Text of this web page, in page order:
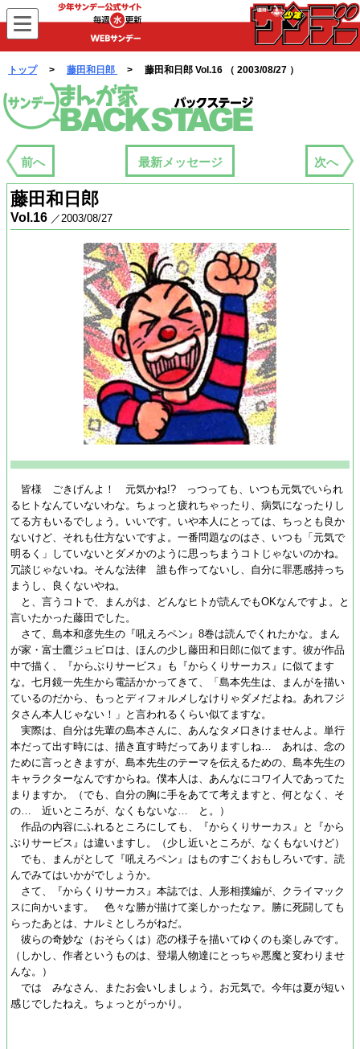
WEBサンデー
トップ> 藤田和日郎 > 藤田和日郎 Vol.16 （ 2003/08/27 ）
まんが家バックステージ
前へ 最新メッセージ 次へ
藤田和日郎
Vol.16 ／2003/08/27
皆様 ごきげんよ！ 元気かね!? っつっても、いつも元気でいられ
るヒトなんていないわな。ちょっと疲れちゃったり、病気になったりし
てる方もいるでしょう。いいです。いや本人にとっては、ちっとも良か
ないけど、それも仕方ないですよ。一番問題なのはさ、いつも「元気で
明るく」していないとダメかのように思っちまうコトじゃないのかね。
冗談じゃないね。そんな法律 誰も作ってないし、自分に罪悪感持っち
まうし、良くないやね。
と、言うコトで、まんがは、どんなヒトが読んでもOKなんですよ。と
言いたかった藤田でした。
さて、島本和彦先生の『吼えろペン』8巻は読んでくれたかな。まん
が家・富士鷹ジュビロは、ほんの少し藤田和日郎に似てます。彼が作品
中で描く、『からぶりサービス』も『からくりサーカス』に似てます
な。七月鏡一先生から電話かかってきて、「島本先生は、まんがを描い
ているのだから、もっとディフォルメしなけりゃダメだよね。あれフジ
タさん本人じゃない！」と言われるくらい似てますな。
実際は、自分は先輩の島本さんに、あんなタメ口きけませんよ。単行
本だって出す時には、描き直す時だってありますしね… あれは、念の
ために言っときますが、島本先生のテーマを伝えるための、島本先生の
キャラクターなんですからね。僕本人は、あんなにコワイ人であってた
まりますか。（でも、自分の胸に手をあてて考えますと、何となく、そ
の… 近いところが、なくもないな… と。）
作品の内容にふれるところにしても、『からくりサーカス』と『から
ぶりサービス』は違いますし。（少し近いところが、なくもないけど）
でも、まんがとして『吼えろペン』はものすごくおもしろいです。読
んでみてはいかがでしょうか。
さて、『からくりサーカス』本誌では、人形相撲編が、クライマック
スに向かいます。 色々な勝が描けて楽しかったなァ。勝に死闘しても
らったあとは、ナルミとしろがねだ。
彼らの奇妙な（おそらくは）恋の様子を描いてゆくのも楽しみです。
（しかし、作者というものは、登場人物達にとっちゃ悪魔と変わりませ
んな。）
では みなさん、またお会いしましょう。お元気で。今年は夏が短い
感じでしたねえ。ちょっとがっかり。